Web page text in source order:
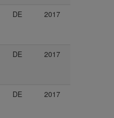
DE 2017
DE 2017
DE 2017